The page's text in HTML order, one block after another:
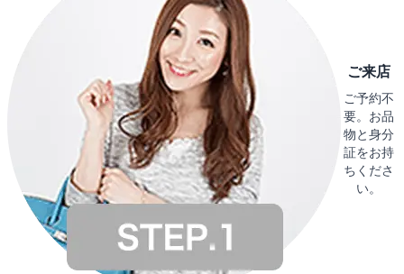
ご来店
ご予約不
要。お品
物と身分
証をお持
ちくださ
い。